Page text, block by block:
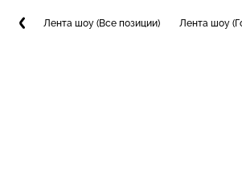
Лента шоу (Все позиции) Лента шоу